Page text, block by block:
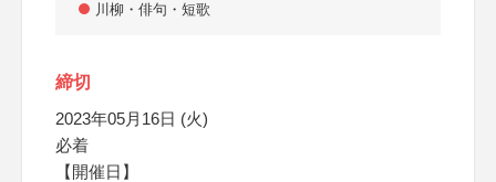
川柳・俳句・短歌
締切
2023年05月16日 (火)
必着
【開催日】